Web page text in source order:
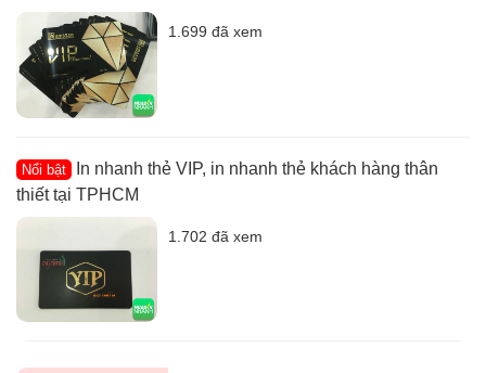
1.699 đã xem
Nổi bật
In nhanh thẻ VIP, in nhanh thẻ khách hàng thân
thiết tại TPHCM
1.702 đã xem